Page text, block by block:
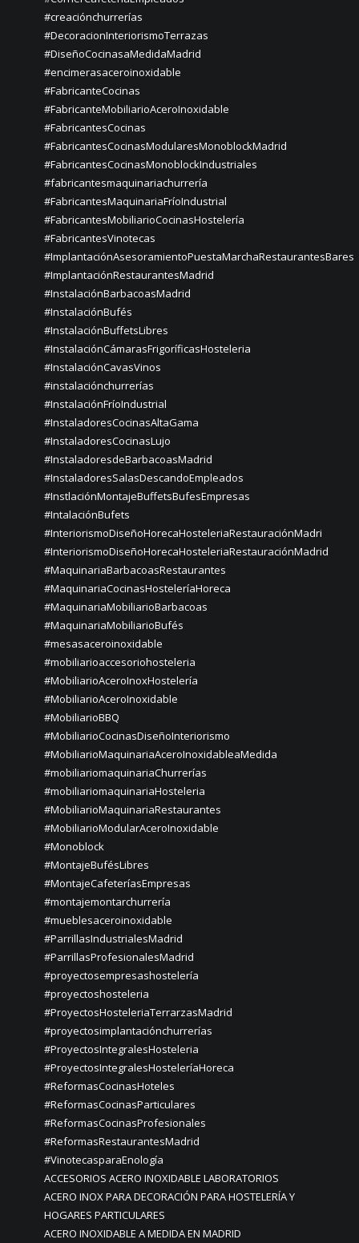
#creaciónchurrerías
#DecoracionInteriorismoTerrazas
#DiseñoCocinasaMedidaMadrid
#encimerasaceroinoxidable
#FabricanteCocinas
#FabricanteMobiliarioAceroInoxidable
#FabricantesCocinas
#FabricantesCocinasModularesMonoblockMadrid
#FabricantesCocinasMonoblockIndustriales
#fabricantesmaquinariachurrería
#FabricantesMaquinariaFríoIndustrial
#FabricantesMobiliarioCocinasHostelería
#FabricantesVinotecas
#ImplantaciónAsesoramientoPuestaMarchaRestaurantesBares
#ImplantaciónRestaurantesMadrid
#InstalaciónBarbacoasMadrid
#InstalaciónBufés
#InstalaciónBuffetsLibres
#InstalaciónCámarasFrigoríficasHosteleria
#InstalaciónCavasVinos
#instalaciónchurrerías
#InstalaciónFríoIndustrial
#InstaladoresCocinasAltaGama
#InstaladoresCocinasLujo
#InstaladoresdeBarbacoasMadrid
#InstaladoresSalasDescandoEmpleados
#InstlaciónMontajeBuffetsBufesEmpresas
#IntalaciónBufets
#InteriorismoDiseñoHorecaHosteleriaRestauraciónMadri
#InteriorismoDiseñoHorecaHosteleriaRestauraciónMadrid
#MaquinariaBarbacoasRestaurantes
#MaquinariaCocinasHosteleríaHoreca
#MaquinariaMobiliarioBarbacoas
#MaquinariaMobiliarioBufés
#mesasaceroinoxidable
#mobiliarioaccesoriohosteleria
#MobiliarioAceroInoxHostelería
#MobiliarioAceroInoxidable
#MobiliarioBBQ
#MobiliarioCocinasDiseñoInteriorismo
#MobiliarioMaquinariaAceroInoxidableaMedida
#mobiliariomaquinariaChurrerías
#mobiliariomaquinariaHosteleria
#MobiliarioMaquinariaRestaurantes
#MobiliarioModularAceroInoxidable
#Monoblock
#MontajeBufésLibres
#MontajeCafeteríasEmpresas
#montajemontarchurrería
#mueblesaceroinoxidable
#ParrillasIndustrialesMadrid
#ParrillasProfesionalesMadrid
#proyectosempresashostelería
#proyectoshosteleria
#ProyectosHosteleriaTerrarzasMadrid
#proyectosimplantaciónchurrerías
#ProyectosIntegralesHosteleria
#ProyectosIntegralesHosteleríaHoreca
#ReformasCocinasHoteles
#ReformasCocinasParticulares
#ReformasCocinasProfesionales
#ReformasRestaurantesMadrid
#VinotecasparaEnología
ACCESORIOS ACERO INOXIDABLE LABORATORIOS
ACERO INOX PARA DECORACIÓN PARA HOSTELERÍA Y
HOGARES PARTICULARES
ACERO INOXIDABLE A MEDIDA EN MADRID